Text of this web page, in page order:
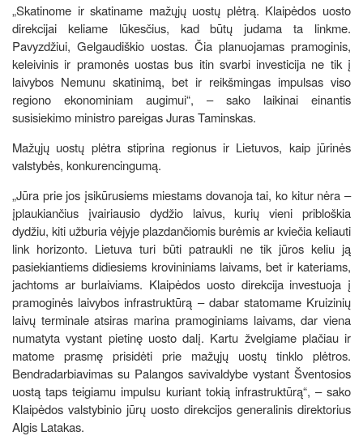
„Skatinome ir skatiname mažųjų uostų plėtrą. Klaipėdos uosto
direkcijai keliame lūkesčius, kad būtų judama ta linkme.
Pavyzdžiui, Gelgaudiškio uostas. Čia planuojamas pramoginis,
keleivinis ir pramonės uostas bus itin svarbi investicija ne tik į
laivybos Nemunu skatinimą, bet ir reikšmingas impulsas viso
regiono ekonominiam augimui“, – sako laikinai einantis
susisiekimo ministro pareigas Juras Taminskas.
Mažųjų uostų plėtra stiprina regionus ir Lietuvos, kaip jūrinės
valstybės, konkurencingumą.
„Jūra prie jos įsikūrusiems miestams dovanoja tai, ko kitur nėra –
įplaukiančius įvairiausio dydžio laivus, kurių vieni pribloškia
dydžiu, kiti užburia vėjyje plazdančiomis burėmis ar kviečia keliauti
link horizonto. Lietuva turi būti patraukli ne tik jūros keliu ją
pasiekiantiems didiesiems krovininiams laivams, bet ir kateriams,
jachtoms ar burlaiviams. Klaipėdos uosto direkcija investuoja į
pramoginės laivybos infrastruktūrą – dabar statomame Kruizinių
laivų terminale atsiras marina pramoginiams laivams, dar viena
numatyta vystant pietinę uosto dalį. Kartu žvelgiame plačiau ir
matome prasmę prisidėti prie mažųjų uostų tinklo plėtros.
Bendradarbiavimas su Palangos savivaldybe vystant Šventosios
uostą taps teigiamu impulsu kuriant tokią infrastruktūrą“, – sako
Klaipėdos valstybinio jūrų uosto direkcijos generalinis direktorius
Algis Latakas.